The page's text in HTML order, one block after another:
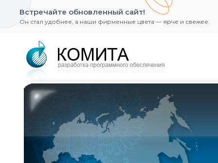
Встречайте обновленный сайт!
Он стал удобнее, а наши фирменные цвета — ярче и свежее.